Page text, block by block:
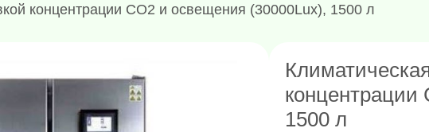
концентрации CO2 и освещения (30000Lux), 1500 л
концентрации
1500 л